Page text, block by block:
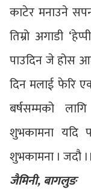
काटेर मनाउने
तिम्रो अगाडी
पाउदिन जे होस
दिन मलाई फेरि
बर्षसम्मको
शुभकामना यदि
शुभकामना । जदौ
जैमिनी, बागलुङ